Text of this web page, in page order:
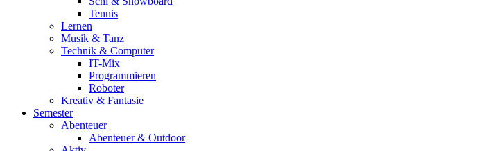
Tennis
Lernen
Musik & Tanz
Technik & Computer
IT-Mix
Programmieren
Roboter
Kreativ & Fantasie
Semester
Abenteuer
Abenteuer & Outdoor